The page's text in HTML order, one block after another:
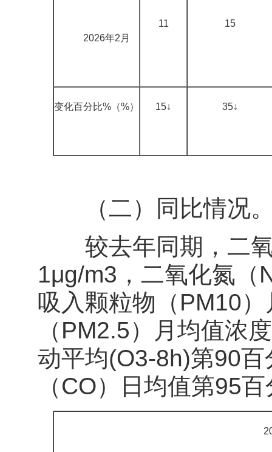
2026年2月
11 15
变化百分比%（%） 15↓ 35↓
（二）同比情况
较去年同期，二氧
1μg/m3，二氧化氮（
吸入颗粒物（PM10
（PM2.5）月均值浓
动平均(O3-8h)第90
（CO）日均值第95